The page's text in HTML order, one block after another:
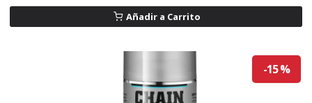
Añadir a Carrito
-15 %